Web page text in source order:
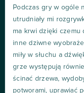
Podczas gry w ogóle
utrudniały mi
ma krwi dzięki czemu
inne dziwne
miły w słuchu a
grze występują
ścinać drzewa,
potworami, uprawiać